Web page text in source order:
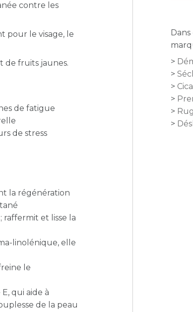
contre les
pour le visage, le
de fruits jaunes.
de fatigue
de stress
la régénération
et lisse la
linolénique, elle
le
qui aide à
de la peau